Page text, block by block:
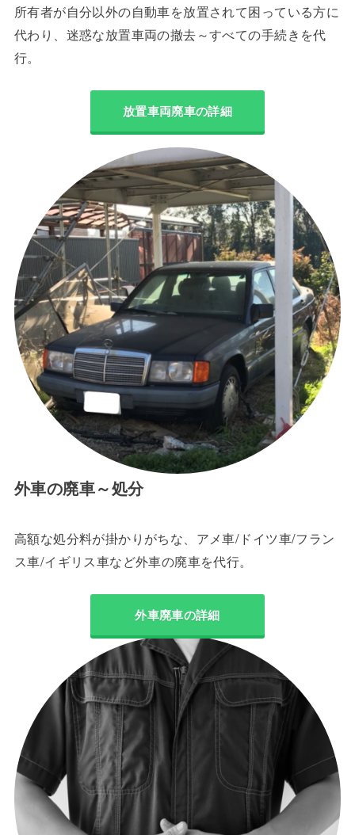
所有者が自分以外の自動車を放置されて困っている方に
代わり、迷惑な放置車両の撤去～すべての手続きを代
行。
放置車両廃車の詳細
外車の廃車～処分
高額な処分料が掛かりがちな、アメ車/ドイツ車/フラン
ス車/イギリス車など外車の廃車を代行。
外車廃車の詳細